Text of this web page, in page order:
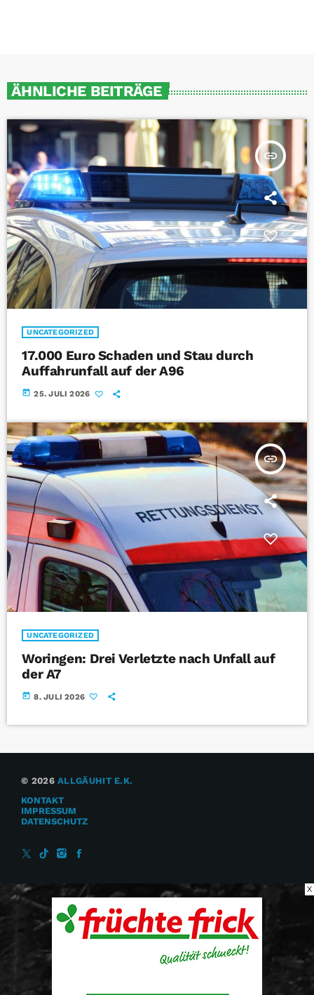
ÄHNLICHE BEITRÄGE
insert_link
UNCATEGORIZED
17.000 Euro Schaden und Stau durch
Auffahrunfall auf der A96
today 25. JULI 2026
insert_link
UNCATEGORIZED
Woringen: Drei Verletzte nach Unfall auf
der A7
today 8. JULI 2026
© 2026ALLGÄUHIT E.K.
KONTAKT
IMPRESSUM
DATENSCHUTZ
X